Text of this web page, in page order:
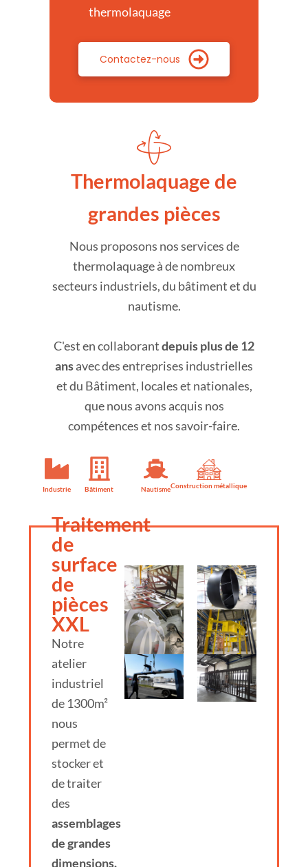
thermolaquage
Contactez-nous
Thermolaquage de
grandes pièces
Nous proposons nos services de
thermolaquage à de nombreux
secteurs industriels, du bâtiment et du
nautisme.
C'est en collaborantdepuis plus de 12
ansavec des entreprises industrielles
et du Bâtiment, locales et nationales,
que nous avons acquis nos
compétences et nos savoir-faire.
Industrie Bâtiment NautismeConstruction métallique
Traitement
de
surface
de
pièces
XXL
Notre
atelier
industriel
de 1300m²
nous
permet de
stocker et
de traiter
des
assemblages
de grandes
dimensions.